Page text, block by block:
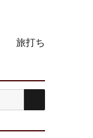
旅打ち
検